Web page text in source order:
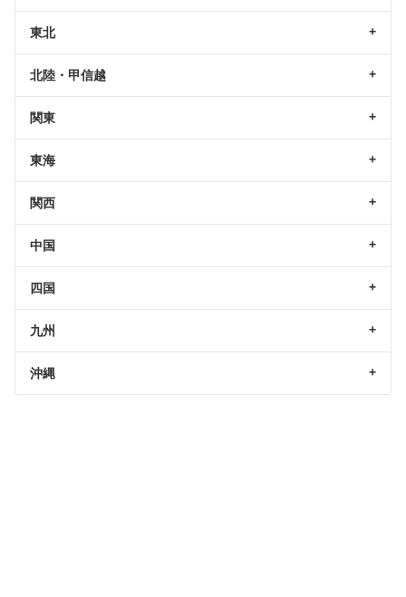
東北
北陸・甲信越
関東
東海
関西
中国
四国
九州
沖縄